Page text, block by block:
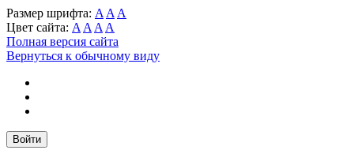
Размер шрифта: A A A
Цвет сайта: A A A A
Полная версия сайта
Вернуться к обычному виду
Войти